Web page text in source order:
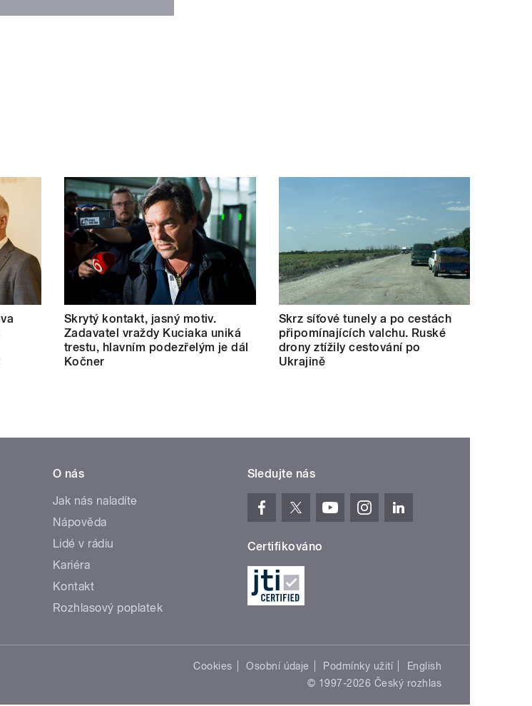
Skrytý kontakt, jasný motiv.
Zadavatel vraždy Kuciaka uniká
trestu, hlavním podezřelým je dál
Kočner
Skrz síťové tunely a po cestách
připomínajících valchu. Ruské
drony ztížily cestování po
Ukrajině
O nás
Jak nás naladíte
Nápověda
Lidé v rádiu
Kariéra
Kontakt
Rozhlasový poplatek
Sledujte nás
Certifikováno
Cookies Osobní údaje Podmínky užití
English
© 1997-2026 Český rozhlas